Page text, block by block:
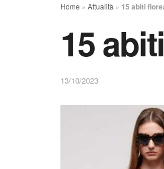
Home » Attualità » 15 abiti
15
13/10/2023